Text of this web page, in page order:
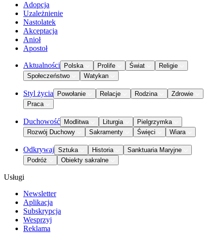
Adopcja
Uzależnienie
Nastolatek
Akceptacja
Anioł
Apostoł
Aktualności Polska Prolife Świat
Religie
Społeczeństwo
Watykan
Styl życia Powołanie Relacje Rodzina
Zdrowie
Praca
Duchowość Modlitwa Liturgia
Pielgrzymka
Rozwój Duchowy
Sakramenty Święci Wiara
Odkrywaj Sztuka Historia
Sanktuaria Maryjne
Podróż
Obiekty sakralne
Usługi
Newsletter
Aplikacja
Subskrypcja
Wesprzyj
Reklama